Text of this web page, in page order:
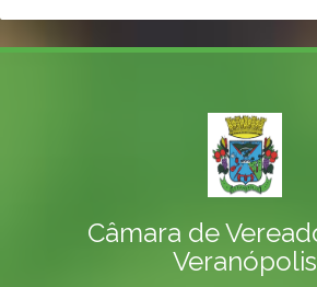
Câmara de
Veranópolis